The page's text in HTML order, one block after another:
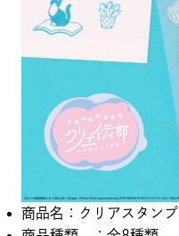
商品名：クリアスタンプ